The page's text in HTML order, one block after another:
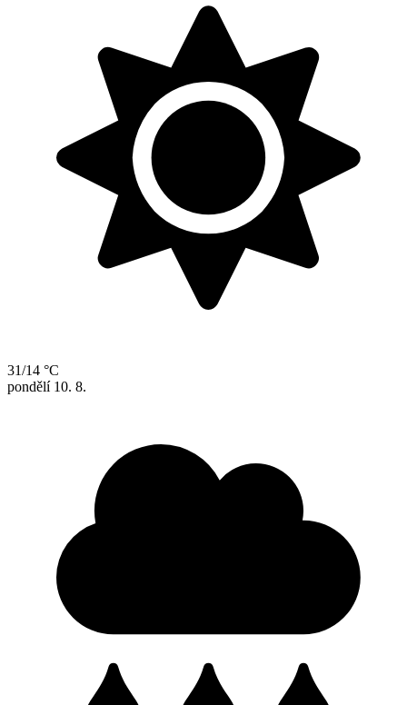
31/14 °C
pondělí 10. 8.